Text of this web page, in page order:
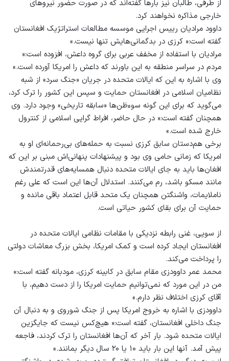
از طرفی، طالبان نیز بارها گفته‌اند که در صورت حضور نیروهای
خارجی مذاکره نخواهند کرد.
داوود مرادیان رییس اجرایی موسسه‌ مطالعات استراتژیک افغانستان
گفته است:« کرزی در بدگمانی‌‌هایش تنها نیست.»
مرادیان با استفاده از مخفف عربی برای گروه داعش، افزوده است:«
مردم در سراسر منطقه به این باورند که داعش را امریکا آورده است.»
وی با اشاره به این ‌که ایالات متحده در جریان «جنگ سرد» از شبه‌
نظامیان اسلامی در افغانستان حمایت و سپس این کشور را ترک کرد،
می‌‌گوید که برای این ‌گونه سوء‌ظن‌ها «سابقه‌ تاریخی» وجود دارد. وی
همچنان گفته است:« در حال حاضر، افراط ‌گرایی اسلامی از کنترول
خارج شده است.»
برخی هم‌دستان سابق کرزی نسبت به حمله‌‌های بی‌‌‌رحمانه‌ای او به
امریکا که زمانی حامی وی بود و پیشنهادات پنهانی‌اش مبنی بر این ‌که
افغان‌ها باید به‌ جای ایالات متحده دنبال همسایه‌‌های قدرتمند‌ش
مانند مسکو باشد، رم می‌کنند. استدلال آن‌ها این است که علی رغم
ناملایمات، واشنگتن همچنان یک متحد قابل اعتماد باقی مانده و
حمایت آن برای بقای کشور حیاتی است.
از سویی، غنی رابطه‌ نزدیکی با مقامات نظامی ایالات متحده در
افغانستان ایجاد کرده است و کمک امریکا، بخش بزرگ معاشات دولتی
را پرداخت می‌کند.
محمد عمر داوودزی مقام سابق در کابینه کرزی، مودبانه گفته است:«
من در این مورد که نمی‌توانیم حمایت امریکا را از دست دهیم، با
آقای کرزی اختلاف نظر دارم.»
داوودزی با اشاره به خروج امریکا پس از جنگ شوروی و به ‌دنبال آن
جنگ داخلی افغانستان، گفته است:« هیچ‌کس نیست که جایگزین
ایالات متحده شود. بار آخر که آن‌ها افغانستان را ترک کردند، فاجعه
پیش آمد. آنها این بار باید ۱۰ یا ۲۰ سال دیگر بمانند.»